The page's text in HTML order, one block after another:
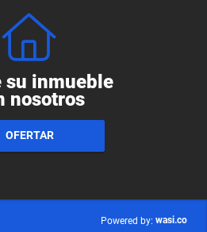
su inmueble
nosotros
OFERTAR
Powered by: wasi.co